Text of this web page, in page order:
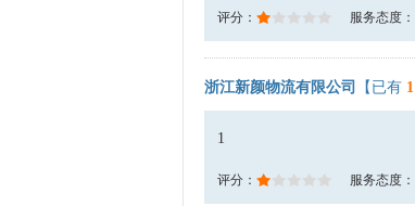
评分： 服务态度：
浙江新颜物流有限公司 【已有 1
1
评分： 服务态度：